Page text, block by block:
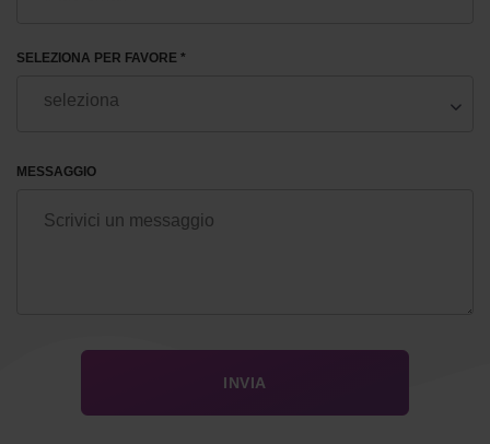
SELEZIONA PER FAVORE *
MESSAGGIO